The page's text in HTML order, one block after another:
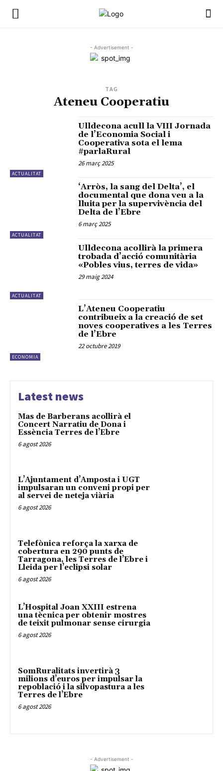
- Advertisement -
TAG
Ateneu Cooperatiu
ACTUALITAT
Ulldecona acull la VIII Jornada
de l’Economia Social i
Cooperativa sota el lema
#parlaRural
26 març 2025
ACTUALITAT
‘Arròs, la sang del Delta’, el
documental que dona veu a la
lluita per la supervivència del
Delta de l’Ebre
6 març 2025
ACTUALITAT
Ulldecona acollirà la primera
trobada d’acció comunitària
«Pobles vius, terres de vida»
29 maig 2024
ECONOMIA
L’Ateneu Cooperatiu
contribueix a la creació de set
noves cooperatives a les Terres
de l’Ebre
22 octubre 2019
Latest news
Mas de Barberans acollirà el
Concert Narratiu de Dona i
Essència Terres de l’Ebre
6 agost 2026
L’Ajuntament d’Amposta i UGT
impulsaran un conveni propi per
al servei de neteja viària
6 agost 2026
Telefònica reforça la xarxa de
cobertura en 290 punts de
Tarragona, les Terres de l’Ebre i
Lleida per l’eclipsi solar
6 agost 2026
L’Hospital Joan XXIII estrena
una tècnica per obtenir mostres
de teixit pulmonar sense cirurgia
6 agost 2026
SomRuralitats invertirà 3
milions d’euros per impulsar la
repoblació i la silvopastura a les
Terres de l’Ebre
6 agost 2026
- Advertisement -